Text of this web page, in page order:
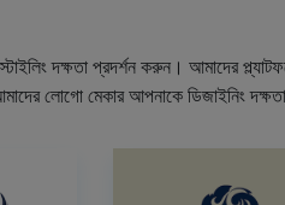
দক্ষতা প্রদর্শন করুন। আমাদের
লোগো মেকার আপনাকে ডিজাইনিং